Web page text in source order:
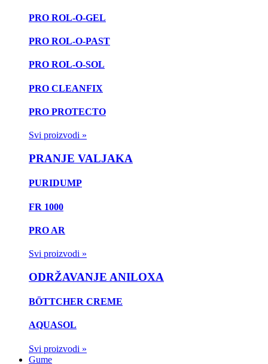
PRO ROL-O-GEL
PRO ROL-O-PAST
PRO ROL-O-SOL
PRO CLEANFIX
PRO PROTECTO
Svi proizvodi »
PRANJE VALJAKA
PURIDUMP
FR 1000
PRO AR
Svi proizvodi »
ODRŽAVANJE ANILOXA
BÖTTCHER CREME
AQUASOL
Svi proizvodi »
Gume